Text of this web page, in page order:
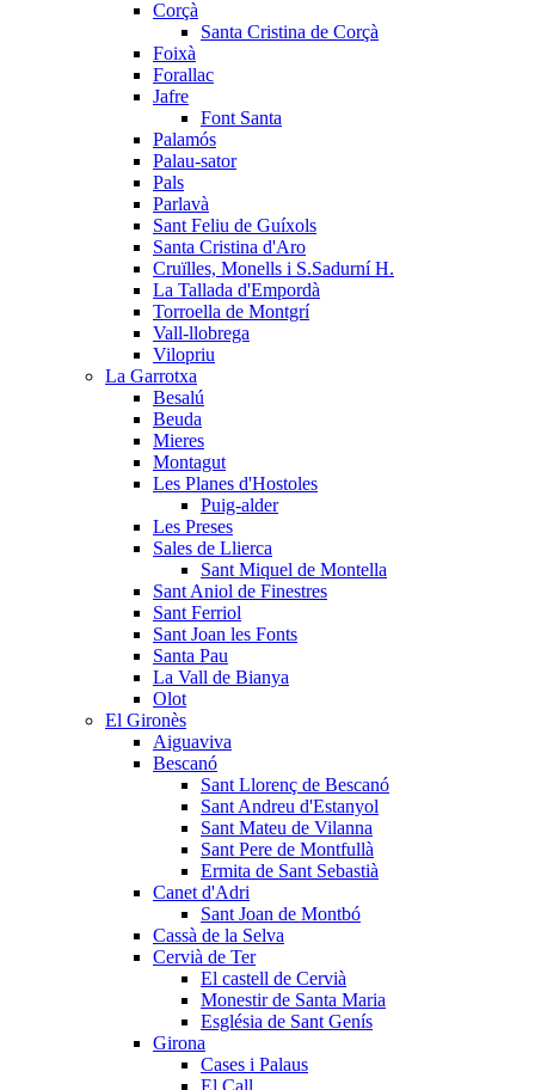
Corçà
Santa Cristina de Corçà
Foixà
Forallac
Jafre
Font Santa
Palamós
Palau-sator
Pals
Parlavà
Sant Feliu de Guíxols
Santa Cristina d'Aro
Cruïlles, Monells i S.Sadurní H.
La Tallada d'Empordà
Torroella de Montgrí
Vall-llobrega
Vilopriu
La Garrotxa
Besalú
Beuda
Mieres
Montagut
Les Planes d'Hostoles
Puig-alder
Les Preses
Sales de Llierca
Sant Miquel de Montella
Sant Aniol de Finestres
Sant Ferriol
Sant Joan les Fonts
Santa Pau
La Vall de Bianya
Olot
El Gironès
Aiguaviva
Bescanó
Sant Llorenç de Bescanó
Sant Andreu d'Estanyol
Sant Mateu de Vilanna
Sant Pere de Montfullà
Ermita de Sant Sebastià
Canet d'Adri
Sant Joan de Montbó
Cassà de la Selva
Cervià de Ter
El castell de Cervià
Monestir de Santa Maria
Església de Sant Genís
Girona
Cases i Palaus
El Call